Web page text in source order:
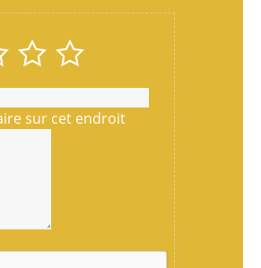
sur cet endroit